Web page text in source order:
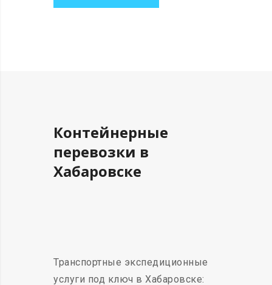
Контейнерные
перевозки в
Хабаровске
Транспортные экспедиционные
услуги под ключ в Хабаровске: